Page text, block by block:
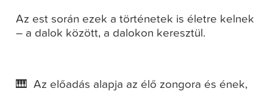
Az est során ezek a történetek is életre kelnek
– a dalok között, a dalokon keresztül.
🎹 Az előadás alapja az élő zongora és ének,